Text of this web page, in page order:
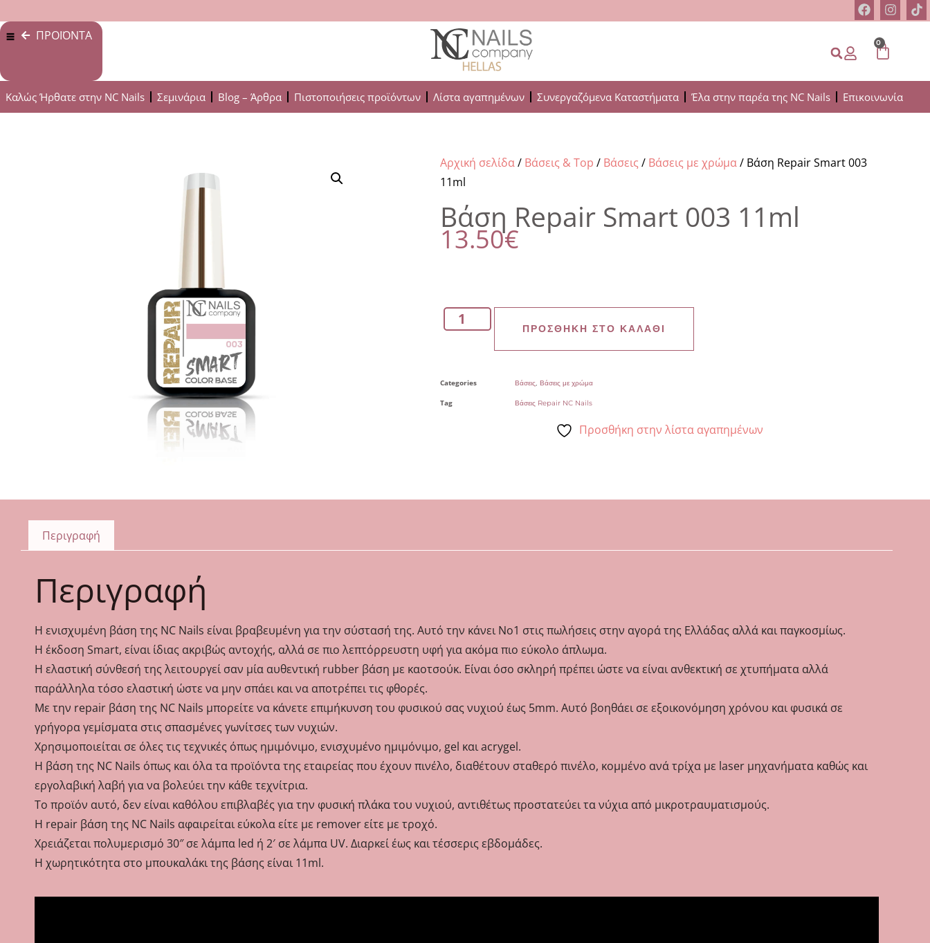
ΠΡΟΪΟΝΤΑ 0
Καλώς Ήρθατε στην NC Nails Σεμινάρια Blog – Άρθρα Πιστοποιήσεις προϊόντων Λίστα αγαπημένων Συνεργαζόμενα Καταστήματα Έλα στην παρέα της NC Nails Επικοινωνία
Αρχική σελίδα/ Βάσεις & Top / Βάσεις / Βάσεις με χρώμα/ Βάση Repair Smart 003
11ml
Βάση Repair Smart 003 11ml
13.50€
ΠΡΟΣΘΉΚΗ ΣΤΟ ΚΑΛΆΘΙ
Categories Βάσεις,Βάσεις με χρώμα
Tag Βάσεις Repair NC Nails
Προσθήκη στην λίστα αγαπημένων
Περιγραφή
Περιγραφή
Η ενισχυμένη βάση της NC Nails είναι βραβευμένη για την σύστασή της. Αυτό την κάνει Νο1 στις πωλήσεις στην αγορά της Ελλάδας αλλά και παγκοσμίως.
Η έκδοση Smart, είναι ίδιας ακριβώς αντοχής, αλλά σε πιο λεπτόρρευστη υφή για ακόμα πιο εύκολο άπλωμα.
Η ελαστική σύνθεσή της λειτουργεί σαν μία αυθεντική rubber βάση με καοτσούκ. Είναι όσο σκληρή πρέπει ώστε να είναι ανθεκτική σε χτυπήματα αλλά
παράλληλα τόσο ελαστική ώστε να μην σπάει και να αποτρέπει τις φθορές.
Με την repair βάση της NC Nails μπορείτε να κάνετε επιμήκυνση του φυσικού σας νυχιού έως 5mm. Αυτό βοηθάει σε εξοικονόμηση χρόνου και φυσικά σε
γρήγορα γεμίσματα στις σπασμένες γωνίτσες των νυχιών.
Χρησιμοποιείται σε όλες τις τεχνικές όπως ημιμόνιμο, ενισχυμένο ημιμόνιμο, gel και acrygel.
Η βάση της NC Nails όπως και όλα τα προϊόντα της εταιρείας που έχουν πινέλο, διαθέτουν σταθερό πινέλο, κομμένο ανά τρίχα με laser μηχανήματα καθώς και
εργολαβική λαβή για να βολεύει την κάθε τεχνίτρια.
Το προϊόν αυτό, δεν είναι καθόλου επιβλαβές για την φυσική πλάκα του νυχιού, αντιθέτως προστατεύει τα νύχια από μικροτραυματισμούς.
Η repair βάση της NC Nails αφαιρείται εύκολα είτε με remover είτε με τροχό.
Χρειάζεται πολυμερισμό 30″ σε λάμπα led ή 2′ σε λάμπα UV. Διαρκεί έως και τέσσερις εβδομάδες.
Η χωρητικότητα στο μπουκαλάκι της βάσης είναι 11ml.